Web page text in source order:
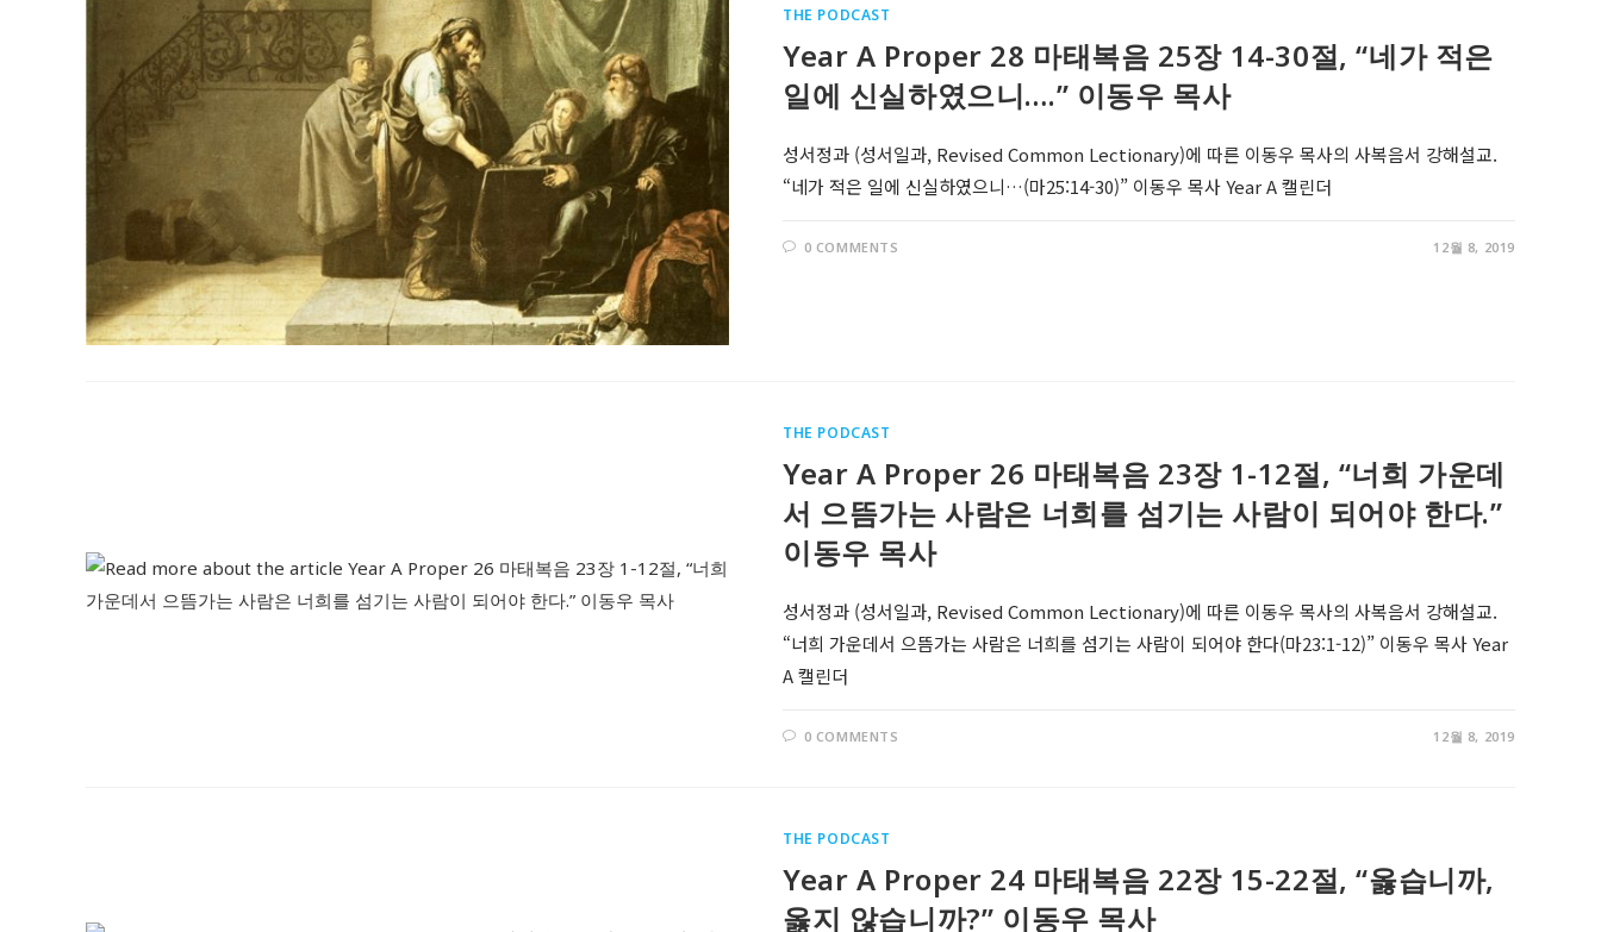
THE PODCAST
Year A Proper 28 마태복음 25장 14-30절, “네가 적은
일에 신실하였으니….” 이동우 목사
성서정과 (성서일과, Revised Common Lectionary)에 따른 이동우 목사의 사복음서 강해설교.
“네가 적은 일에 신실하였으니…(마25:14-30)” 이동우 목사 Year A 캘린더
0 COMMENTS 12월 8, 2019
THE PODCAST
Year A Proper 26 마태복음 23장 1-12절, “너희 가운데
서 으뜸가는 사람은 너희를 섬기는 사람이 되어야 한다.”
이동우 목사
성서정과 (성서일과, Revised Common Lectionary)에 따른 이동우 목사의 사복음서 강해설교.
“너희 가운데서 으뜸가는 사람은 너희를 섬기는 사람이 되어야 한다(마23:1-12)” 이동우 목사 Year
A 캘린더
0 COMMENTS 12월 8, 2019
THE PODCAST
Year A Proper 24 마태복음 22장 15-22절, “옳습니까,
옳지 않습니까?” 이동우 목사